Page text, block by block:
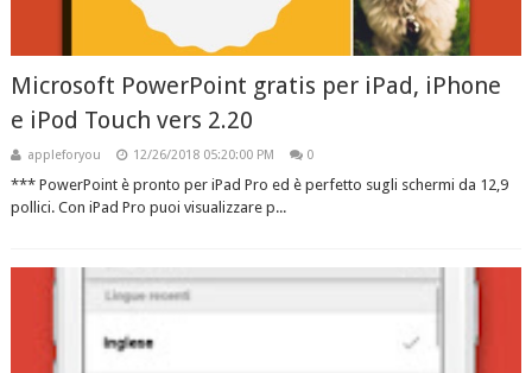
Microsoft PowerPoint gratis per iPad, iPhone
e iPod Touch vers 2.20
appleforyou 12/26/2018 05:20:00 PM 0
*** PowerPoint è pronto per iPad Pro ed è perfetto sugli schermi da 12,9
pollici. Con iPad Pro puoi visualizzare p...